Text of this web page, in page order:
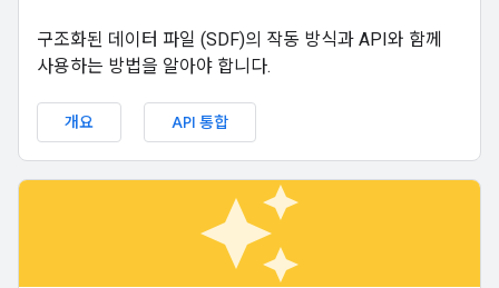
구조화된 데이터 파일 (SDF)의 작동 방식과 API와 함께
사용하는 방법을 알아야 합니다.
개요 API 통합
auto_awesome